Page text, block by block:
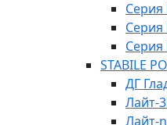
Серия
Серия
STABILE
ДГ
Лайт-
Лайт-